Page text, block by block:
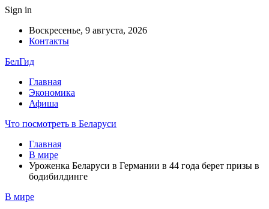
Sign in
Воскресенье, 9 августа, 2026
Контакты
БелГид
Главная
Экономика
Афиша
Что посмотреть в Беларуси
Главная
В мире
Уроженка Беларуси в Германии в 44 года берет призы в
бодибилдинге
В мире